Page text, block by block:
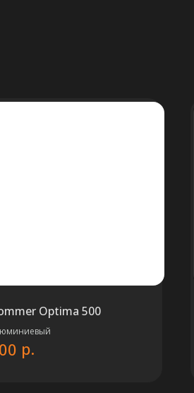
Optima 500
р.